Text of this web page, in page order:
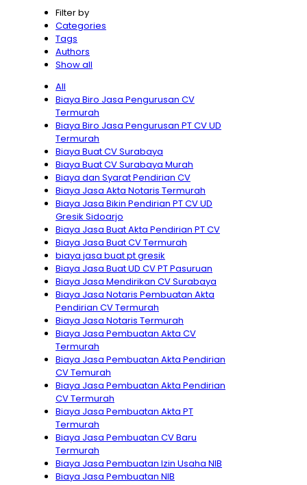
Filter by
Categories
Tags
Authors
Show all
All
Biaya Biro Jasa Pengurusan CV
Termurah
Biaya Biro Jasa Pengurusan PT CV UD
Termurah
Biaya Buat CV Surabaya
Biaya Buat CV Surabaya Murah
Biaya dan Syarat Pendirian CV
Biaya Jasa Akta Notaris Termurah
Biaya Jasa Bikin Pendirian PT CV UD
Gresik Sidoarjo
Biaya Jasa Buat Akta Pendirian PT CV
Biaya Jasa Buat CV Termurah
biaya jasa buat pt gresik
Biaya Jasa Buat UD CV PT Pasuruan
Biaya Jasa Mendirikan CV Surabaya
Biaya Jasa Notaris Pembuatan Akta
Pendirian CV Termurah
Biaya Jasa Notaris Termurah
Biaya Jasa Pembuatan Akta CV
Termurah
Biaya Jasa Pembuatan Akta Pendirian
CV Temurah
Biaya Jasa Pembuatan Akta Pendirian
CV Termurah
Biaya Jasa Pembuatan Akta PT
Termurah
Biaya Jasa Pembuatan CV Baru
Termurah
Biaya Jasa Pembuatan Izin Usaha NIB
Biaya Jasa Pembuatan NIB